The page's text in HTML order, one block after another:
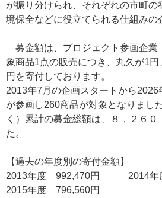
が振り分けられ、それぞれの市町の
境保全などに役立てられる仕組みの
募金額は、プロジェクト参画企業
象商品1点の販売につき、丸久が1
円を寄付しております。
2013年7月の企画スタートから
が参画し260商品が対象となりまし
く）累計の募金総額は、８，２６０
た。
【過去の年度別の寄付金額】
2013年度 992,470円 2014
2015年度 796,560円